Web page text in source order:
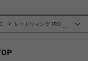
レッドウィング IRON